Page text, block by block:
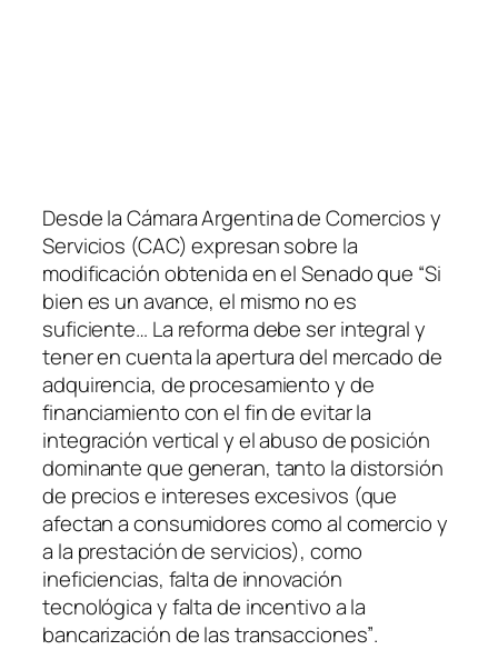
Desde la Cámara Argentina de Comercios y
Servicios (CAC) expresan sobre la
modificación obtenida en el Senado que “Si
bien es un avance, el mismo no es
suficiente… La reforma debe ser integral y
tener en cuenta la apertura del mercado de
adquirencia, de procesamiento y de
financiamiento con el fin de evitar la
integración vertical y el abuso de posición
dominante que generan, tanto la distorsión
de precios e intereses excesivos (que
afectan a consumidores como al comercio y
a la prestación de servicios), como
ineficiencias, falta de innovación
tecnológica y falta de incentivo a la
bancarización de las transacciones”.